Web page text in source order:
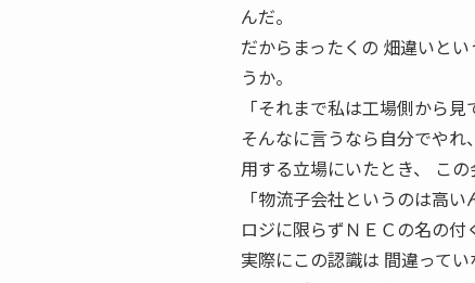
んだ。
だからまったくの 畑違いとい
うか。
「それまで私は工場側から
そんなに言うなら自分でやれ
用する立場にいたとき、 こ
「物流子会社というのは高
ロジに限らずＮＥＣの名の付
実際にこの認識は 間違ってい